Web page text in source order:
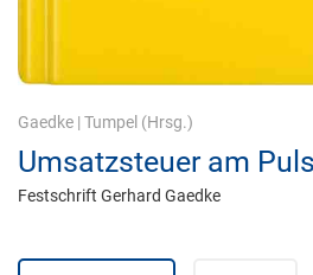
Gaedke | Tumpel (Hrsg.)
Umsatzsteuer am
Festschrift Gerhard Gaedke